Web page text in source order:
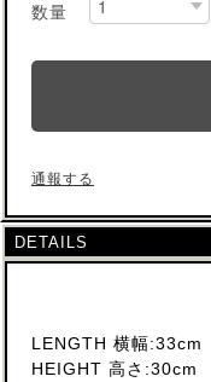
数量
通報する
DETAILS
LENGTH 横幅:33cm
HEIGHT 高さ:30cm